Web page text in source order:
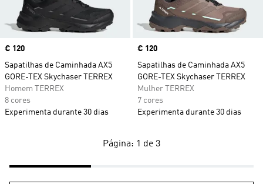
Price
€ 120
Sapatilhas de Caminhada AX5
GORE-TEX Skychaser TERREX
Homem TERREX
8 cores
Experimenta durante 30 dias
Price
€ 120
Sapatilhas de Caminhada AX5
GORE-TEX Skychaser TERREX
Mulher TERREX
7 cores
Experimenta durante 30 dias
Página: 1 de 3